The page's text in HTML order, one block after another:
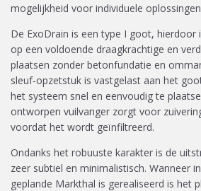
mogelijkheid voor individuele
De ExoDrain is een type I goot,
op een voldoende draagkrachtige en
plaatsen zonder betonfundatie en
sleuf-opzetstuk is vastgelast aan het
het systeem snel en eenvoudig te
ontworpen vuilvanger zorgt voor
voordat het wordt geïnfiltreerd.
Ondanks het robuuste karakter is de
zeer subtiel en minimalistisch. Wanneer
geplande Markthal is gerealiseerd is het